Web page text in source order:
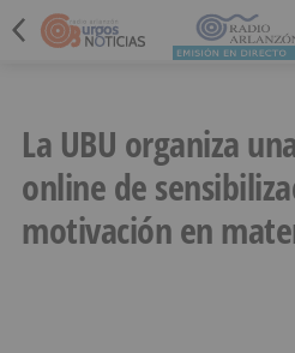
La UBU organiza
online de
motivación en